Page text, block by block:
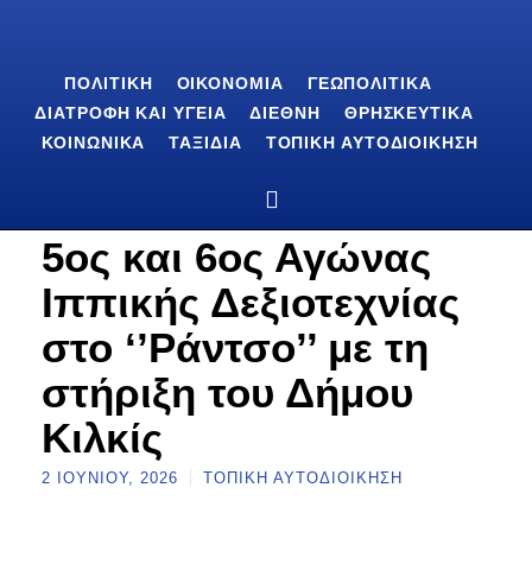
ΠΟΛΙΤΙΚΉ ΟΙΚΟΝΟΜΊΑ
ΓΕΩΠΟΛΙΤΙΚΆ
ΔΙΑΤΡΟΦΉ ΚΑΙ ΥΓΕΊΑ
ΔΙΕΘΝΉ
ΘΡΗΣΚΕΥΤΙΚΆ
ΚΟΙΝΩΝΙΚΆ
ΤΑΞΊΔΙΑ ΤΟΠΙΚΉ ΑΥΤΟΔΙΟΊΚΗΣΗ
5ος και 6ος Αγώνας
Ιππικής Δεξιοτεχνίας
στο ‘’Ράντσο’’ με τη
στήριξη του Δήμου
Κιλκίς
2 ΙΟΥΝΊΟΥ, 2026 ΤΟΠΙΚΉ ΑΥΤΟΔΙΟΊΚΗΣΗ